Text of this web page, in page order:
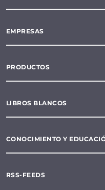
EMPRESAS
PRODUCTOS
LIBROS BLANCOS
CONOCIMIENTO Y
RSS-FEEDS